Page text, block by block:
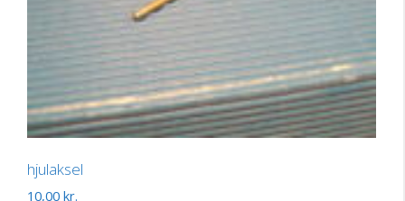
hjulaksel
10,00 kr.